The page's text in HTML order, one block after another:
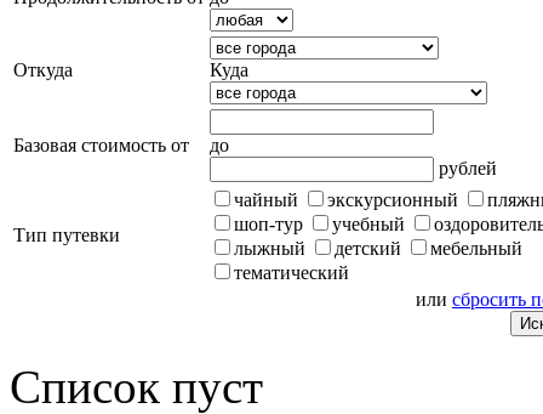
Откуда Куда
Базовая стоимость от
до
рублей
Тип путевки
чайный экскурсионный
шоп-тур
учебный
лыжный
детский
мебельный
тематический
или сбросить
Список пуст